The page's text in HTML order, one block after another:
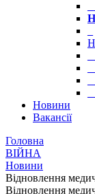
Новини
Вакансії
Головна
ВІЙНА
Новини
Відновлення
Відновлення